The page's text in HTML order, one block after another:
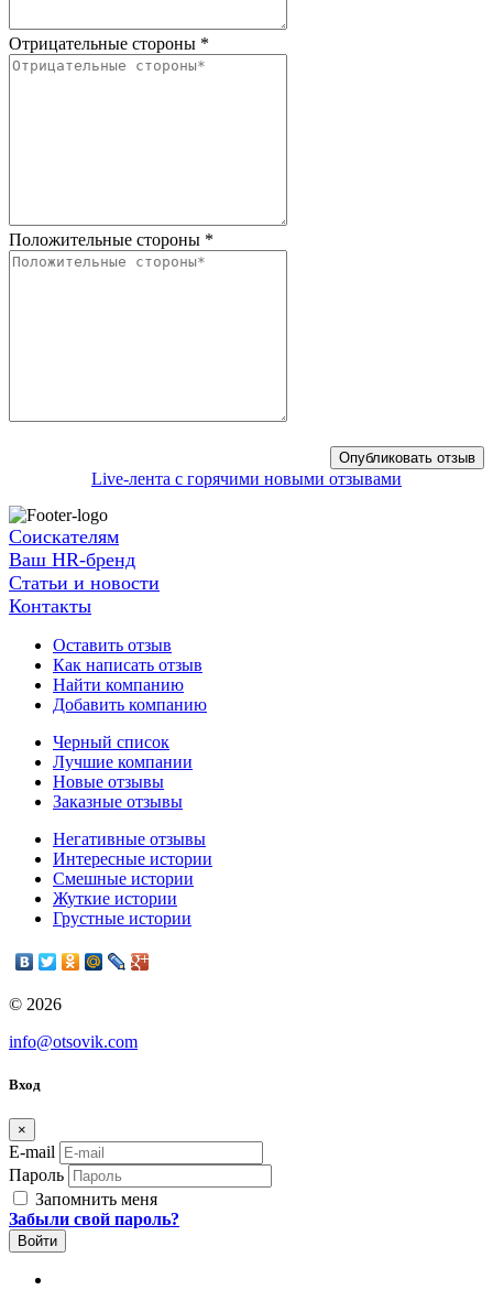
Отрицательные стороны *
Положительные стороны *
Live-лента с горячими новыми отзывами
Соискателям
Ваш HR-бренд
Статьи и новости
Контакты
Оставить отзыв
Как написать отзыв
Найти компанию
Добавить компанию
Черный список
Лучшие компании
Новые отзывы
Заказные отзывы
Негативные отзывы
Интересные истории
Смешные истории
Жуткие истории
Грустные истории
© 2026
info@otsovik.com
Вход
×
E-mail
Пароль
Запомнить меня
Забыли свой пароль?